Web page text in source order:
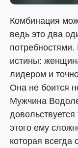
Комбинация
ведь это два
истины:
лидером и
Она не боится
Мужчина
этого ему
которая всегда